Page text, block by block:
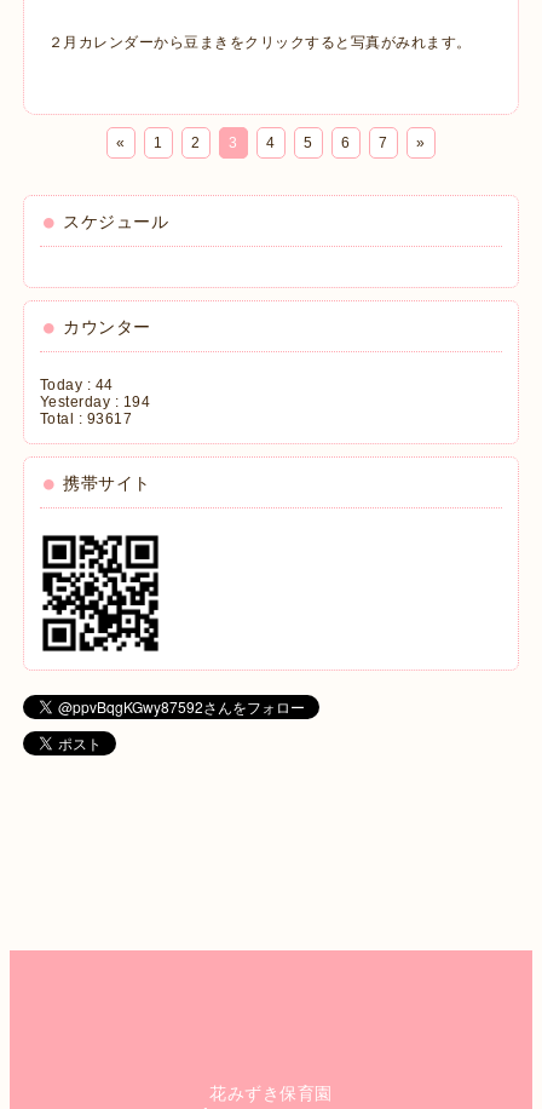
２月カレンダーから豆まきをクリックすると写真がみれます。
« 1 2 3 4 5 6 7 »
スケジュール
カウンター
Today : 44
Yesterday : 194
Total : 93617
携帯サイト
花みずき保育園